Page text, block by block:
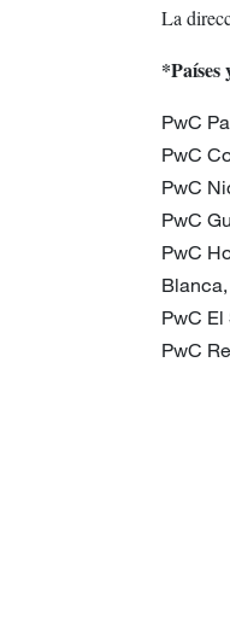
La
*Países
PwC
PwC
PwC
PwC
PwC
PwC
PwC